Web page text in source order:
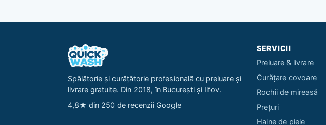
Spălătorie și curățătorie profesională cu preluare și
livrare gratuite. Din 2018, în București și Ilfov.
4,8★ din 250 de recenzii Google
SERVICII
Preluare & livrare
Curățare covoare
Rochii de mireasă
Prețuri
Haine de piele